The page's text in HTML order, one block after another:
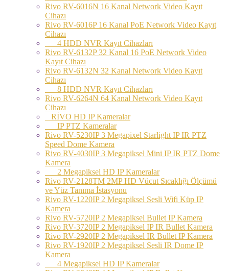
Rivo RV-6016N 16 Kanal Network Video Kayıt
Cihazı
Rivo RV-6016P 16 Kanal PoE Network Video Kayıt
Cihazı
4 HDD NVR Kayıt Cihazları
Rivo RV-6132P 32 Kanal 16 PoE Network Video
Kayıt Cihazı
Rivo RV-6132N 32 Kanal Network Video Kayıt
Cihazı
8 HDD NVR Kayıt Cihazları
Rivo RV-6264N 64 Kanal Network Video Kayıt
Cihazı
RİVO HD IP Kameralar
IP PTZ Kameralar
Rivo RV-5230IP 3 Megapixel Starlight IP IR PTZ
Speed Dome Kamera
Rivo RV-4030IP 3 Megapiksel Mini IP IR PTZ Dome
Kamera
2 Megapiksel HD IP Kameralar
Rivo RV-2128TM 2MP HD Vücut Sıcaklığı Ölçümü
ve Yüz Tanıma İstasyonu
Rivo RV-1220IP 2 Megapiksel Sesli Wifi Küp IP
Kamera
Rivo RV-5720IP 2 Megapiksel Bullet IP Kamera
Rivo RV-3720IP 2 Megapiksel IP IR Bullet Kamera
Rivo RV-2920IP 2 Megapiksel IR Bullet IP Kamera
Rivo RV-1920IP 2 Megapiksel Sesli IR Dome IP
Kamera
4 Megapiksel HD IP Kameralar